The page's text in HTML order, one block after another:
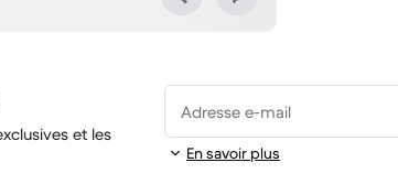
et les
Adresse e-mail
En savoir plus